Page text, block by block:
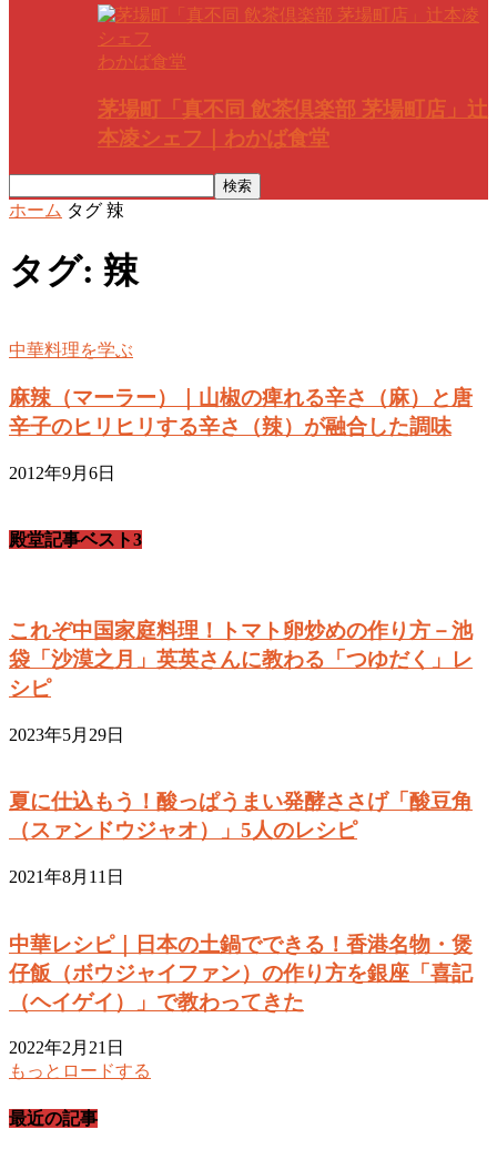
わかば食堂
茅場町「真不同 飲茶倶楽部 茅場町店」辻
本凌シェフ｜わかば食堂
ホーム タグ 辣
タグ: 辣
中華料理を学ぶ
麻辣（マーラー）｜山椒の痺れる辛さ（麻）と唐
辛子のヒリヒリする辛さ（辣）が融合した調味
2012年9月6日
殿堂記事ベスト3
これぞ中国家庭料理！トマト卵炒めの作り方－池
袋「沙漠之月」英英さんに教わる「つゆだく」レ
シピ
2023年5月29日
夏に仕込もう！酸っぱうまい発酵ささげ「酸豆角
（スァンドウジャオ）」5人のレシピ
2021年8月11日
中華レシピ｜日本の土鍋でできる！香港名物・煲
仔飯（ボウジャイファン）の作り方を銀座「喜記
（ヘイゲイ）」で教わってきた
2022年2月21日
もっとロードする
最近の記事